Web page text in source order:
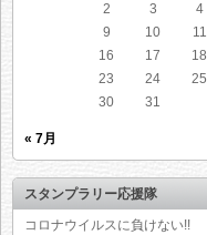
2
3 4
9
10 11
16
17 18
23
24 25
30
31
« 7月
スタンプラリー応援隊
コロナウイルスに負けない!!